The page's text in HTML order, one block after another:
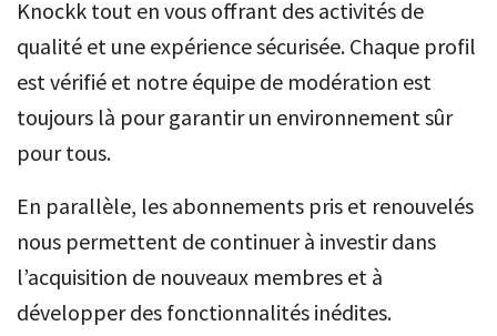
Knockk tout en vous offrant des activités de
qualité et une expérience sécurisée. Chaque profil
est vérifié et notre équipe de modération est
toujours là pour garantir un environnement sûr
pour tous.
En parallèle, les abonnements pris et renouvelés
nous permettent de continuer à investir dans
l’acquisition de nouveaux membres et à
développer des fonctionnalités inédites.